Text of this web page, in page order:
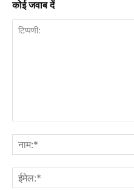
कोई जवाब दें